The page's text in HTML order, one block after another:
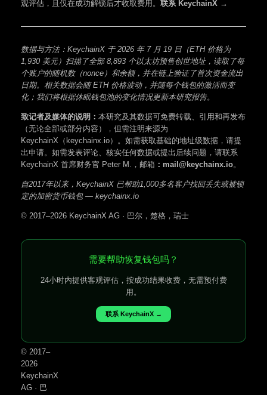
观评估，且仅在成功解锁后才收取费用。 联系 KeychainX →
数据与方法：KeychainX 于 2026 年 7 月 19 日（ETH 价格为
1,930 美元）扫描了全部 8,893 个以太坊预售创世地址，读取了每
个账户的随机数（nonce）和余额，并在链上验证了首次资金流出
日期。相关数据会随 ETH 价格波动，并随每个钱包的激活而变
化；我们将根据休眠钱包池的变化情况更新本研究报告。
致记者及媒体的说明： 本研究及其数据可免费转载、引用和再发布
（无论全部或部分内容），但需注明来源为
KeychainX（keychainx.io）。如需获取基础的地址级数据，请提
出申请。如需发表评论、核实任何数据或提出后续问题，请联系
KeychainX 首席财务官 Peter M.，邮箱 ：mail@keychainx.io。
自2017年以来，KeychainX 已帮助1,000多名客户找回丢失或被锁
定的加密货币钱包 — keychainx.io
© 2017–2026 KeychainX AG · 巴尔，楚格，瑞士
需要帮助恢复钱包吗？
24小时内提供客观评估，按成功结果收费，无需预付费
用。
联系 KeychainX →
© 2017–
2026
KeychainX
AG · 巴